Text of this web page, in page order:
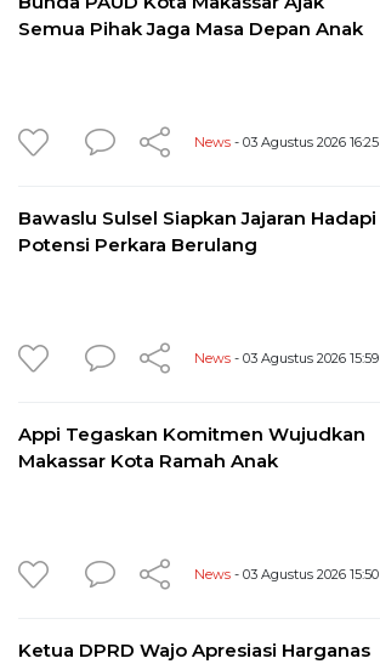
Semua Pihak Jaga Masa Depan Anak
News - 03 Agustus 2026 16:25
Bawaslu Sulsel Siapkan Jajaran Hadapi
Potensi Perkara Berulang
News - 03 Agustus 2026 15:59
Appi Tegaskan Komitmen Wujudkan
Makassar Kota Ramah Anak
News - 03 Agustus 2026 15:50
Ketua DPRD Wajo Apresiasi Harganas